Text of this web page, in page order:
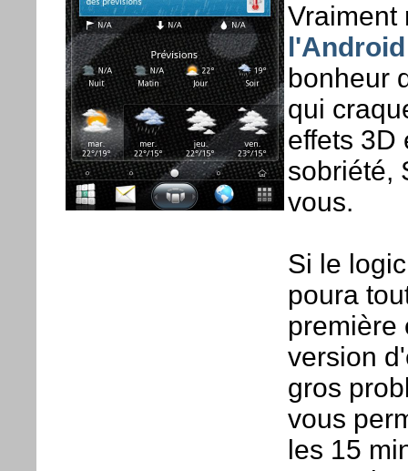
Vraiment
bonheur
qui
effets 3D
sobriété,
vous.
Si le
poura
première
version
gros
vous
les 15